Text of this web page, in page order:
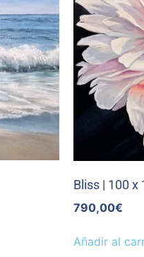
Bliss | 100 x
790,00€
Añadir al